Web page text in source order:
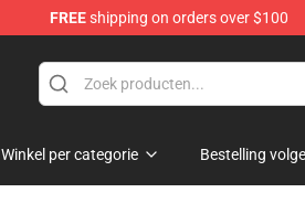
FREEshipping on orders over $100
Winkel per categorie Bestelling